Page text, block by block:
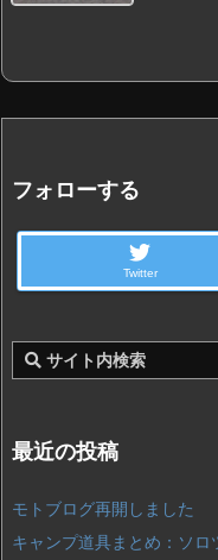
フォローする
Twitter
最近の投稿
モトブログ再開しました
キャンプ道具まとめ：ソロ